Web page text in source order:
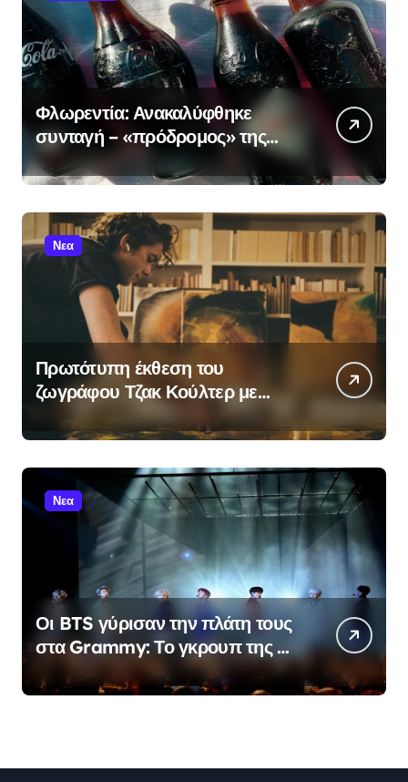
Φλωρεντία: Ανακαλύφθηκε
συνταγή – «πρόδρομος» της
κόλα σε μοναστήρι του 19ου
αιώνα
Νεα
Πρωτότυπη έκθεση του
ζωγράφου Τζακ Κούλτερ με
έργα που εμπνεύστηκε από
μουσική των Beatles, της Έιμι
Γουάινχαουζ και άλλων σταρ
Νεα
Οι BTS γύρισαν την πλάτη τους
στα Grammy: Το γκρουπ της K-
pop δεν θα υποβάλει
υποψηφιότητα στα φετινά